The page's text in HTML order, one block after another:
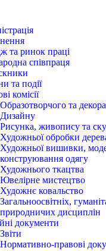
та ринок праці
співпраця
та події
комісії
Образотворчого та
Дизайну
Рисунка, живопису та
Художньої обробки
Художньої вишивки,
конструювання одягу
Художнього ткацтва
Ювелірне мистецтво
Художнє ковальство
Загальноосвітніх,
природничих дисциплін
документи
Звіти
Нормативно-правові